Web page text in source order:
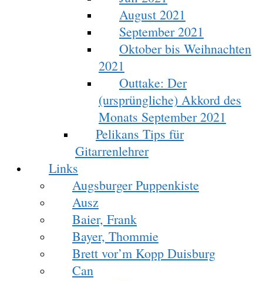
August 2021
September 2021
Oktober bis Weihnachten
2021
Outtake: Der
(ursprüngliche) Akkord des
Monats September 2021
Pelikans Tips für
Gitarrenlehrer
Links
Augsburger Puppenkiste
Ausz
Baier, Frank
Bayer, Thommie
Brett vor’m Kopp Duisburg
Can